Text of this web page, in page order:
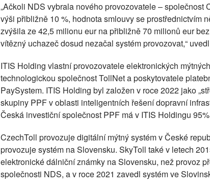
„Ačkoli NDS vybrala nového provozovatele – společnost
výši přibližně 10 %, hodnota smlouvy se prostřednictvím
zvýšila ze 42,5 milionu eur na přibližně 70 milionů eur
vítězný uchazeč dosud nezačal systém provozovat,“
ITIS Holding vlastní provozovatele elektronických
technologickou společnost TollNet a poskytovatele
PaySystem. ITIS Holding byl založen v roce 2022 jako
skupiny PPF v oblasti inteligentních řešení dopravní
Česká investiční společnost PPF má v ITIS Holdingu
CzechToll provozuje digitální mýtný systém v České
provozuje systém na Slovensku. SkyToll také v letech
elektronické dálniční známky na Slovensku, než provoz
společnosti NDS, a v roce 2021 zavedl systém ve